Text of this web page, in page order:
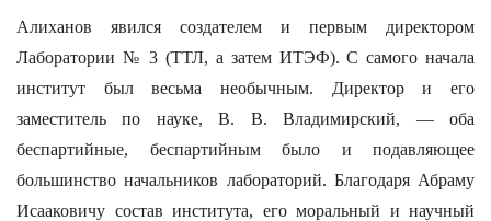
Алиханов явился создателем и первым директором
Лаборатории № 3 (ТТЛ, а затем ИТЭФ). С самого начала
институт был весьма необычным. Директор и его
заместитель по науке, В. В. Владимирский, — оба
беспартийные, беспартийным было и подавляющее
большинство начальников лабораторий. Благодаря Абраму
Исааковичу состав института, его моральный и научный